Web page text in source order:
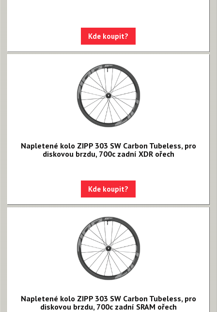
Kde koupit?
Napletené kolo ZIPP 303 SW Carbon Tubeless, pro
diskovou brzdu, 700c zadní XDR ořech
Kde koupit?
Napletené kolo ZIPP 303 SW Carbon Tubeless, pro
diskovou brzdu, 700c zadní SRAM ořech